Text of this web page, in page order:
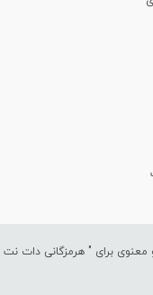
برای " هرمزگانی دات نت